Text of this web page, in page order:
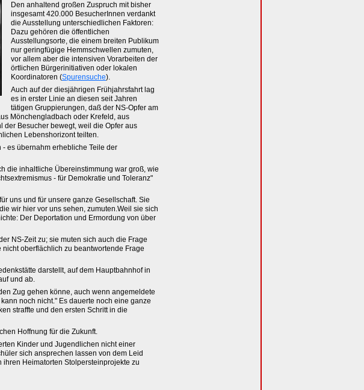
Den anhaltend großen Zuspruch mit bisher
insgesamt 420.000 BesucherInnen verdankt
die Ausstellung unterschiedlichen Faktoren:
Dazu gehören die öffentlichen
Ausstellungsorte, die einem breiten Publikum
nur geringfügige Hemmschwellen zumuten,
vor allem aber die intensiven Vorarbeiten der
örtlichen Bürgerinitiativen oder lokalen
Koordinatoren (Spurensuche).
Auch auf der diesjährigen Frühjahrsfahrt lag
es in erster Linie an diesen seit Jahren
tätigen Gruppierungen, daß der NS-Opfer am
Mönchengladbach oder Krefeld, aus
der Besucher bewegt, weil die Opfer aus
Lebenshorizont teilten.
es übernahm erhebliche Teile der
die inhaltliche Übereinstimmung war groß, wie
- für Demokratie und Toleranz"
uns und für unsere ganze Gesellschaft. Sie
wir hier vor uns sehen, zumuten.Weil sie sich
Der Deportation und Ermordung von über
NS-Zeit zu; sie muten sich auch die Frage
oberflächlich zu beantwortende Frage
darstellt, auf dem Hauptbahnhof in
und ab.
Zug gehen könne, auch wenn angemeldete
noch nicht." Es dauerte noch eine ganze
straffte und den ersten Schritt in die
Hoffnung für die Zukunft.
Kinder und Jugendlichen nicht einer
sich ansprechen lassen von dem Leid
Heimatorten Stolpersteinprojekte zu